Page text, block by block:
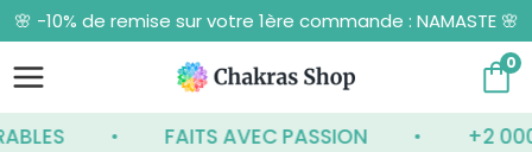
Aller
au
contenu
🌸 -10% de remise sur votre 1ère commande : NAMASTE 🌸
0
FAITS AVEC PASSION +2 000